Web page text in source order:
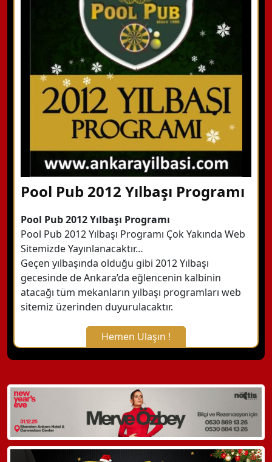
Hemen Arayın
Detaylı Bilgi Alın
Pool Pub 2012 Yılbaşı Programı
Pool Pub 2012 Yılbaşı Programı
Pool Pub 2012 Yılbaşı Programı Çok Yakında Web
Sitemizde Yayınlanacaktır…
Geçen yılbaşında olduğu gibi 2012 Yılbaşı
gecesinde de Ankara’da eğlencenin kalbinin
atacağı tüm mekanların yılbaşı programları web
sitemiz üzerinden duyurulacaktır.
Hemen Ulaşın !
X Kapat
WhatsApp ile Bilgi Alın
Hemen Arayın